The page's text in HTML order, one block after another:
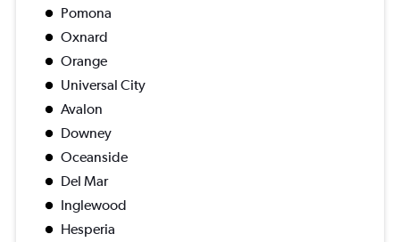
Pomona
Oxnard
Orange
Universal City
Avalon
Downey
Oceanside
Del Mar
Inglewood
Hesperia